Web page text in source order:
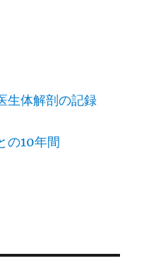
体解剖の記録
の10年間